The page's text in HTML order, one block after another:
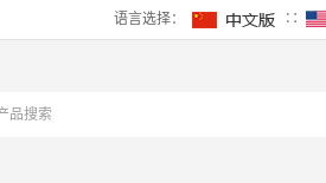
语言选择： ∷